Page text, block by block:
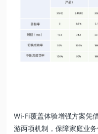
Wi-Fi覆盖体验增强方案凭
游两项机制，保障家庭业